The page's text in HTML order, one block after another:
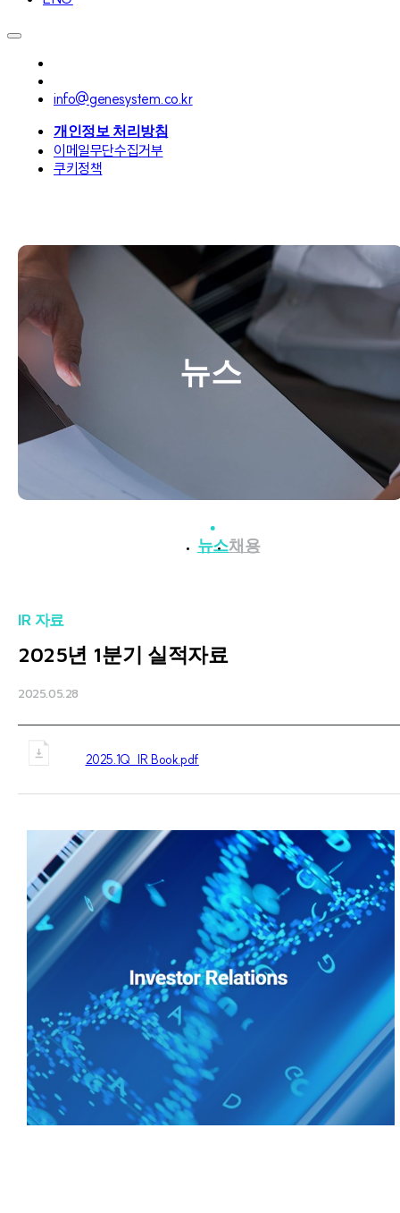
info@genesystem.co.kr
개인정보 처리방침
이메일무단수집거부
쿠키정책
뉴스
뉴스채용
IR 자료
2025년 1분기 실적자료
2025.05.28
2025.1Q_IR Book.pdf